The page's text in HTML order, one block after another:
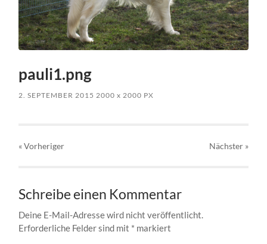
pauli1.png
2. SEPTEMBER 2015 2000x 2000 PX
« Vorheriger Nächster »
Schreibe einen Kommentar
Deine E-Mail-Adresse wird nicht veröffentlicht.
Erforderliche Felder sind mit * markiert